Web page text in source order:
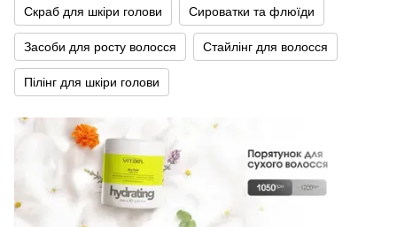
Скраб для шкіри голови Сироватки та флюїди
Засоби для росту волосся Стайлінг для волосся
Пілінг для шкіри голови